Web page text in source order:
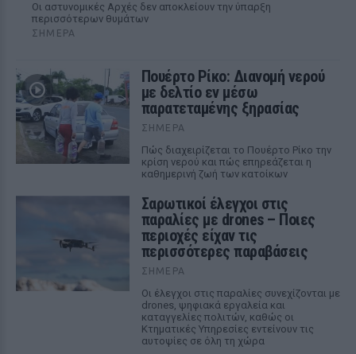
Οι αστυνομικές Αρχές δεν αποκλείουν την ύπαρξη
περισσότερων θυμάτων
ΣΉΜΕΡΑ
Πουέρτο Ρίκο: Διανομή νερού
με δελτίο εν μέσω
παρατεταμένης ξηρασίας
ΣΉΜΕΡΑ
Πώς διαχειρίζεται το Πουέρτο Ρίκο την
κρίση νερού και πώς επηρεάζεται η
καθημερινή ζωή των κατοίκων
Σαρωτικοί έλεγχοι στις
παραλίες με drones – Ποιες
περιοχές είχαν τις
περισσότερες παραβάσεις
ΣΉΜΕΡΑ
Οι έλεγχοι στις παραλίες συνεχίζονται με
drones, ψηφιακά εργαλεία και
καταγγελίες πολιτών, καθώς οι
Κτηματικές Υπηρεσίες εντείνουν τις
αυτοψίες σε όλη τη χώρα